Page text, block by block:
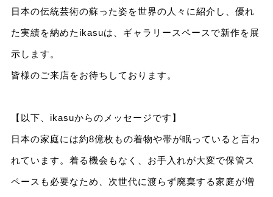
日本の伝統芸術の蘇った姿を世界の人々に紹介し、優れ
た実績を納めたikasuは、ギャラリースペースで新作を展
示します。
皆様のご来店をお待ちしております。
【以下、ikasuからのメッセージです】
日本の家庭には約8億枚もの着物や帯が眠っていると言わ
れています。着る機会もなく、お手入れが大変で保管ス
ペースも必要なため、次世代に渡らず廃棄する家庭が増